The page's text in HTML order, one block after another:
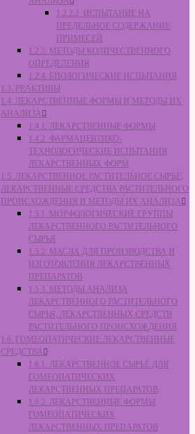
1.2.2.2. ИСПЫТАНИЕ НА
ПРЕДЕЛЬНОЕ СОДЕРЖАНИЕ
ПРИМЕСЕЙ
1.2.3. МЕТОДЫ КОЛИЧЕСТВЕННОГО
ОПРЕДЕЛЕНИЯ
1.2.4. БИОЛОГИЧЕСКИЕ ИСПЫТАНИЯ
1.3. РЕАКТИВЫ
1.4. ЛЕКАРСТВЕННЫЕ ФОРМЫ И МЕТОДЫ ИХ
АНАЛИЗА
1.4.1. ЛЕКАРСТВЕННЫЕ ФОРМЫ
1.4.2. ФАРМАЦЕВТИКО-
ТЕХНОЛОГИЧЕСКИЕ ИСПЫТАНИЯ
ЛЕКАРСТВЕННЫХ ФОРМ
1.5. ЛЕКАРСТВЕННОЕ РАСТИТЕЛЬНОЕ СЫРЬЁ,
ЛЕКАРСТВЕННЫЕ СРЕДСТВА РАСТИТЕЛЬНОГО
ПРОИСХОЖДЕНИЯ И МЕТОДЫ ИХ АНАЛИЗА
1.5.1. МОРФОЛОГИЧЕСКИЕ ГРУППЫ
ЛЕКАРСТВЕННОГО РАСТИТЕЛЬНОГО
СЫРЬЯ
1.5.2. МАСЛА ДЛЯ ПРОИЗВОДСТВА И
ИЗГОТОВЛЕНИЯ ЛЕКАРСТВЕННЫХ
ПРЕПАРАТОВ
1.5.3. МЕТОДЫ АНАЛИЗА
ЛЕКАРСТВЕННОГО РАСТИТЕЛЬНОГО
СЫРЬЯ, ЛЕКАРСТВЕННЫХ СРЕДСТВ
РАСТИТЕЛЬНОГО ПРОИСХОЖДЕНИЯ
1.6. ГОМЕОПАТИЧЕСКИЕ ЛЕКАРСТВЕННЫЕ
СРЕДСТВА
1.6.1. ЛЕКАРСТВЕННОЕ СЫРЬЁ ДЛЯ
ГОМЕОПАТИЧЕСКИХ
ЛЕКАРСТВЕННЫХ ПРЕПАРАТОВ
1.6.2. ЛЕКАРСТВЕННЫЕ ФОРМЫ
ГОМЕОПАТИЧЕСКИХ
ЛЕКАРСТВЕННЫХ ПРЕПАРАТОВ